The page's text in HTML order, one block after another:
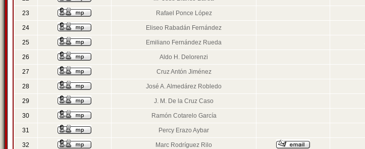
23 Rafael Ponce López
24 Eliseo Rabadán Fernández
25 Emiliano Fernández Rueda
26 Aldo H. Delorenzi
27 Cruz Antón Jiménez
28 José A. Almedárez Robledo
29 J. M. De la Cruz Caso
30 Ramón Cotarelo García
31 Percy Erazo Aybar
32 Marc Rodríguez Rilo